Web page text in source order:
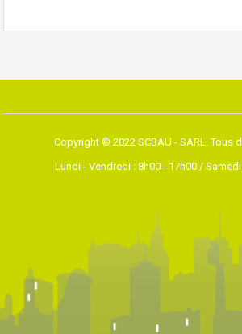
Copyright © 2022 SCBAU - SARL. Tous
Lundi - Vendredi : 8h00 - 17h00 /